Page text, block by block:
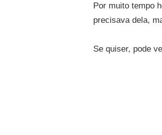
Por muito tempo
precisava dela,
Se quiser, pode